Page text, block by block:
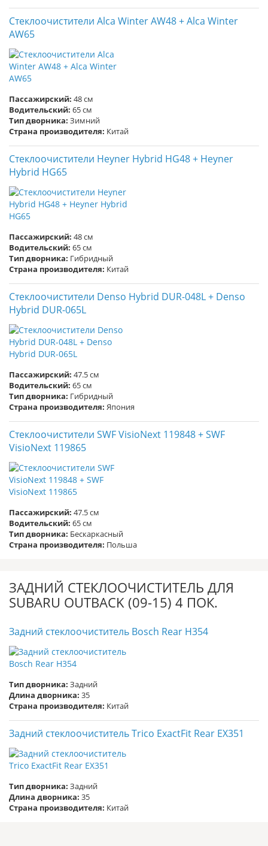
Стеклоочистители Alca Winter AW48 + Alca Winter
AW65
Пассажирский: 48 см
Водительский: 65 см
Тип дворника: Зимний
Страна производителя: Китай
Стеклоочистители Heyner Hybrid HG48 + Heyner
Hybrid HG65
Пассажирский: 48 см
Водительский: 65 см
Тип дворника: Гибридный
Страна производителя: Китай
Стеклоочистители Denso Hybrid DUR-048L + Denso
Hybrid DUR-065L
Пассажирский: 47.5 см
Водительский: 65 см
Тип дворника: Гибридный
Страна производителя: Япония
Стеклоочистители SWF VisioNext 119848 + SWF
VisioNext 119865
Пассажирский: 47.5 см
Водительский: 65 см
Тип дворника: Бескаркасный
Страна производителя: Польша
ЗАДНИЙ СТЕКЛООЧИСТИТЕЛЬ ДЛЯ
SUBARU OUTBACK (09-15) 4 ПОК.
Задний стеклоочиститель Bosch Rear H354
Тип дворника: Задний
Длина дворника: 35
Страна производителя: Китай
Задний стеклоочиститель Trico ExactFit Rear EX351
Тип дворника: Задний
Длина дворника: 35
Страна производителя: Китай